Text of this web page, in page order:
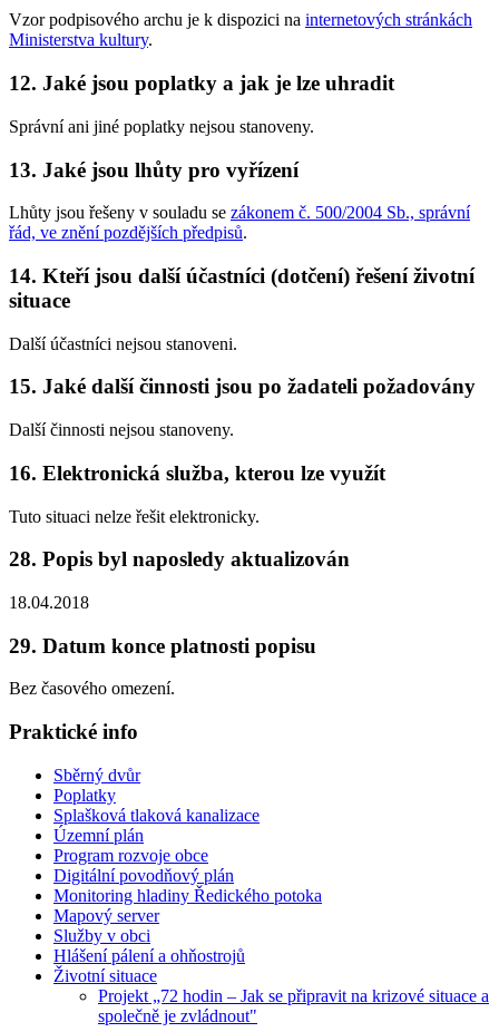
Vzor podpisového archu je k dispozici na internetových stránkách
Ministerstva kultury.
12. Jaké jsou poplatky a jak je lze uhradit
Správní ani jiné poplatky nejsou stanoveny.
13. Jaké jsou lhůty pro vyřízení
Lhůty jsou řešeny v souladu se zákonem č. 500/2004 Sb., správní
řád, ve znění pozdějších předpisů.
14. Kteří jsou další účastníci (dotčení) řešení životní
situace
Další účastníci nejsou stanoveni.
15. Jaké další činnosti jsou po žadateli požadovány
Další činnosti nejsou stanoveny.
16. Elektronická služba, kterou lze využít
Tuto situaci nelze řešit elektronicky.
28. Popis byl naposledy aktualizován
18.04.2018
29. Datum konce platnosti popisu
Bez časového omezení.
Praktické info
Sběrný dvůr
Poplatky
Splašková tlaková kanalizace
Územní plán
Program rozvoje obce
Digitální povodňový plán
Monitoring hladiny Ředického potoka
Mapový server
Služby v obci
Hlášení pálení a ohňostrojů
Životní situace
Projekt „72 hodin – Jak se připravit na krizové situace a
společně je zvládnout"